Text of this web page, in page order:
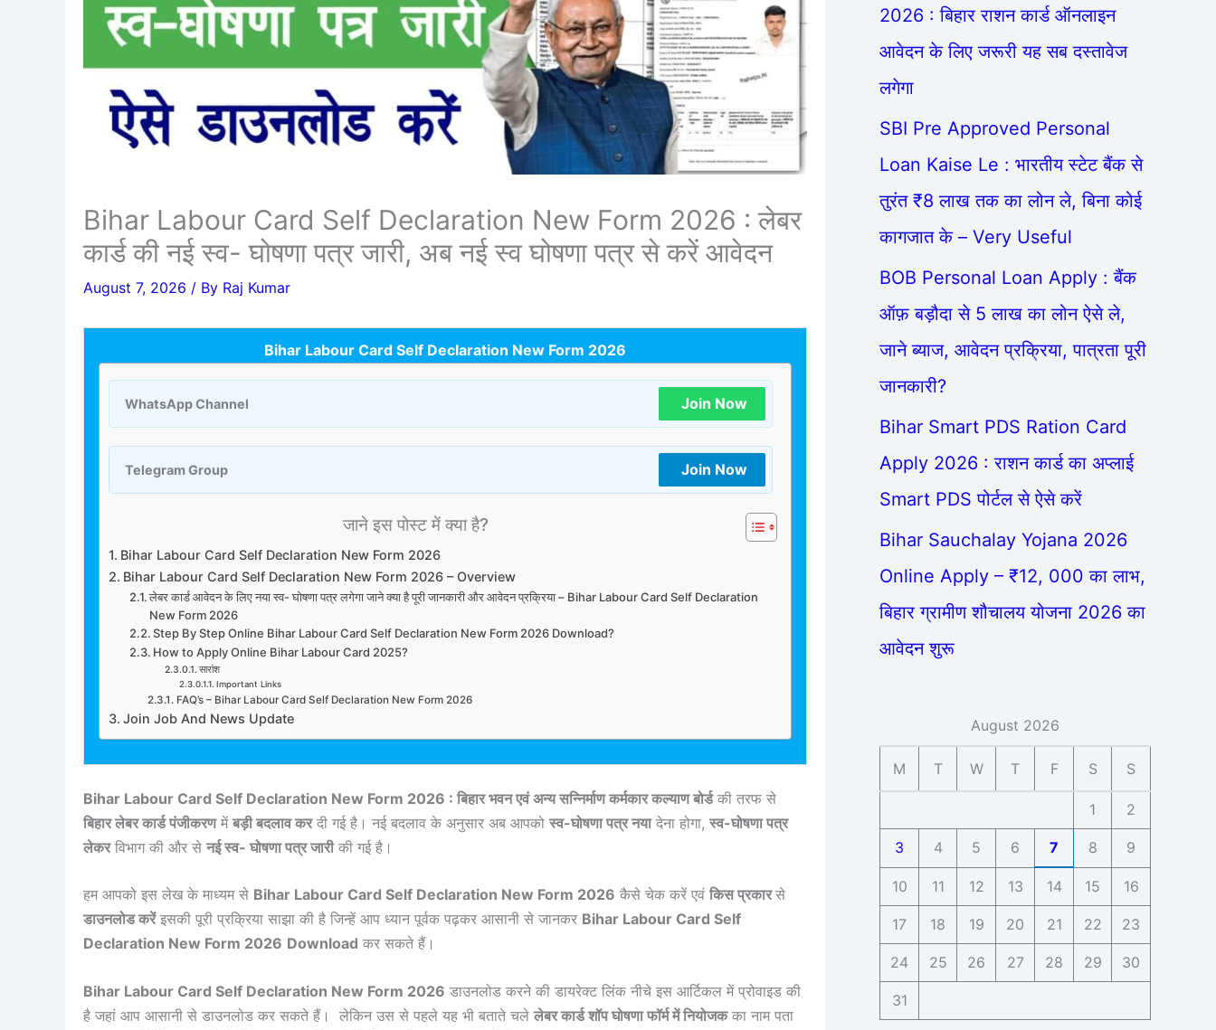
Bihar Labour Card Self Declaration New Form 2026 : लेबर
कार्ड की नई स्व- घोषणा पत्र जारी, अब नई स्व घोषणा पत्र से करें आवेदन
August 7, 2026 / By Raj Kumar
Bihar Labour Card Self Declaration New Form 2026
WhatsApp Channel Join Now
Telegram Group Join Now
जाने इस पोस्ट में क्या है?
Bihar Labour Card Self Declaration New Form 2026
Bihar Labour Card Self Declaration New Form 2026 – Overview
लेबर कार्ड आवेदन के लिए नया स्व- घोषणा पत्र लगेगा जाने क्या है पूरी जानकारी और आवेदन प्रक्रिया – Bihar Labour Card Self Declaration
New Form 2026
Step By Step Online Bihar Labour Card Self Declaration New Form 2026 Download?
How to Apply Online Bihar Labour Card 2025?
सारांश
Important Links
FAQ’s – Bihar Labour Card Self Declaration New Form 2026
Join Job And News Update
Bihar Labour Card Self Declaration New Form 2026 : बिहार भवन एवं अन्य सन्निर्माण कर्मकार कल्याण बोर्डकी तरफ से
बिहार लेबर कार्ड पंजीकरणमें बड़ी बदलाव करदी गई है। नई बदलाव के अनुसार अब आपको स्व-घोषणा पत्र नयादेना होगा, स्व-घोषणा पत्र
लेकरविभाग की और से नई स्व- घोषणा पत्र जारीकी गई है।
हम आपको इस लेख के माध्यम से Bihar Labour Card Self Declaration New Form 2026 कैसे चेक करें एवं किस प्रकारसे
डाउनलोड करेंइसकी पूरी प्रक्रिया साझा की है जिन्हें आप ध्यान पूर्वक पढ़कर आसानी से जानकर Bihar Labour Card Self
Declaration New Form 2026 Download कर सकते हैं।
Bihar Labour Card Self Declaration New Form 2026 डाउनलोड करने की डायरेक्ट लिंक नीचे इस आर्टिकल में प्रोवाइड की
है जहां आप आसानी से डाउनलोड कर सकते हैं। लेकिन उस से पहले यह भी बताते चले लेबर कार्ड शॉप घोषणा फॉर्म में नियोजकका नाम पता
2026 : बिहार राशन कार्ड ऑनलाइन
आवेदन के लिए जरूरी यह सब दस्तावेज
लगेगा
SBI Pre Approved Personal
Loan Kaise Le : भारतीय स्टेट बैंक से
तुरंत ₹8 लाख तक का लोन ले, बिना कोई
कागजात के – Very Useful
BOB Personal Loan Apply : बैंक
ऑफ़ बड़ौदा से 5 लाख का लोन ऐसे ले,
जाने ब्याज, आवेदन प्रक्रिया, पात्रता पूरी
जानकारी?
Bihar Smart PDS Ration Card
Apply 2026 : राशन कार्ड का अप्लाई
Smart PDS पोर्टल से ऐसे करें
Bihar Sauchalay Yojana 2026
Online Apply – ₹12, 000 का लाभ,
बिहार ग्रामीण शौचालय योजना 2026 का
आवेदन शुरू
August 2026
M T W T F S S
1 2
3 4 5 6 7 8 9
10 11 12 13 14 15 16
17 18 19 20 21 22 23
24 25 26 27 28 29 30
31